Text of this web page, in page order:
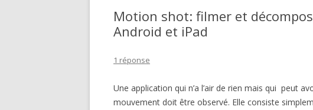
Motion shot: filmer et
Android et iPad
1 réponse
Une application qui n’a l’air de rien mais qui peut
mouvement doit être observé. Elle consiste